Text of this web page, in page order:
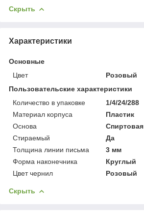
Скрыть
Характеристики
Основные
Цвет
Розовый
Пользовательские характеристики
Количество в упаковке
1/4/24/288
Материал корпуса
Пластик
Основа
Спиртовая
Стираемый
Да
Толщина линии письма
3 мм
Форма наконечника
Круглый
Цвет чернил
Розовый
Скрыть